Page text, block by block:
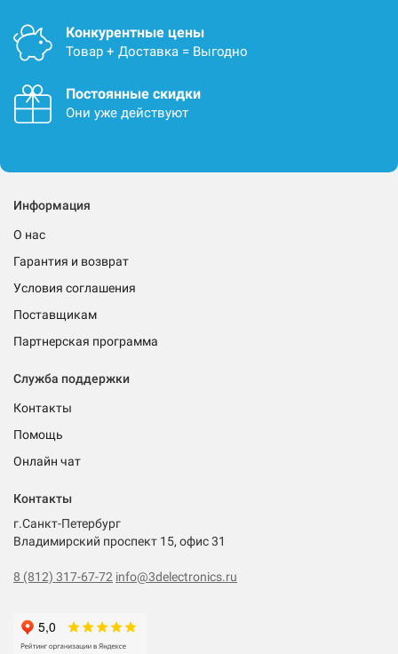
Конкурентные цены
Товар + Доставка = Выгодно
Постоянные скидки
Они уже действуют
Информация
О нас
Гарантия и возврат
Условия соглашения
Поставщикам
Партнерская программа
Служба поддержки
Контакты
Помощь
Онлайн чат
Контакты
г.Санкт-Петербург
Владимирский проспект 15, офис 31
8 (812) 317-67-72 info@3delectronics.ru